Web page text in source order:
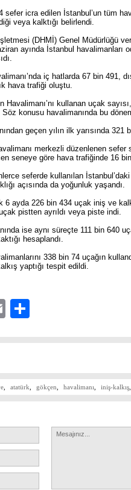
sefer icra edilen İstanbul’un tüm
veya kalktığı belirlendi.
(DHMİ) Genel Müdürlüğü
ayında İstanbul havalimanları
iç hatlarda 67 bin 491,
hava trafiği oluştu.
Havalimanı’nı kullanan uçak
konusu havalimanında bu
geçen yılın ilk yarısında
merkezli düzenlenen sefer
seneye göre hava trafiğinde 16
seferde kullanılan
açısında da yoğunluk yaşandı.
6 ayda 226 bin 434 uçak iniş ve
pistten ayrıldı veya piste indi.
ise aynı süreçte 111 bin 640
hesaplandı.
338 bin 74 uçağın
yaptığı tespit edildi.
Email
atatürk gökçen havalimanı iniş-kalkış